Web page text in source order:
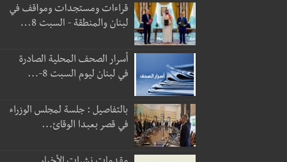
قراءات ومستجدات ومواقف في
لبنان والمنطقة - السبت 8...
أسرار الصحف المحلية الصادرة
في لبنان ليوم السبت 8-...
بالتفاصيل : جلسة لمجلس الوزراء
في قصر بعبدا الوقائ...